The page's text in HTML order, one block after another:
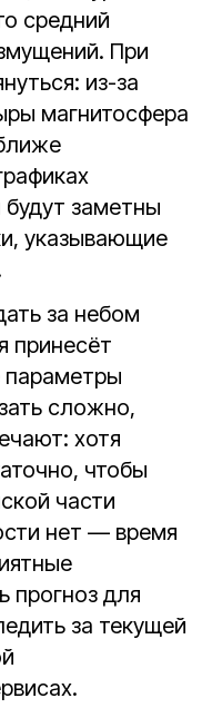
средний
При
из-за
магнитосфера
будут заметны
указывающие
за небом
принесёт
параметры
сложно,
хотя
чтобы
части
нет — время
прогноз для
за текущей